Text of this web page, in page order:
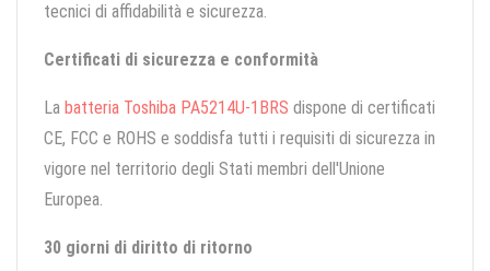
tecnici di affidabilità e sicurezza.
Certificati di sicurezza e conformità
La batteria Toshiba PA5214U-1BRS dispone di certificati
CE, FCC e ROHS e soddisfa tutti i requisiti di sicurezza in
vigore nel territorio degli Stati membri dell'Unione
Europea.
30 giorni di diritto di ritorno